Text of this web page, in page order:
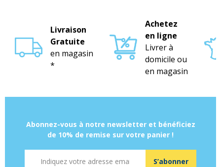
Livraison
Gratuite
en magasin
*
Achetez
en ligne
Livrer à
domicile ou
en magasin
Abonnez-vous à notre newsletter et bénéficiez
de 10% de remise sur votre panier !
S’abonner